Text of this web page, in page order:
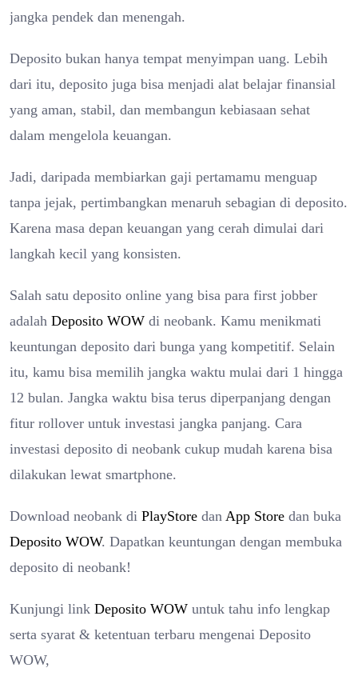
jangka pendek dan menengah.
Deposito bukan hanya tempat menyimpan uang. Lebih
dari itu, deposito juga bisa menjadi alat belajar finansial
yang aman, stabil, dan membangun kebiasaan sehat
dalam mengelola keuangan.
Jadi, daripada membiarkan gaji pertamamu menguap
tanpa jejak, pertimbangkan menaruh sebagian di deposito.
Karena masa depan keuangan yang cerah dimulai dari
langkah kecil yang konsisten.
Salah satu deposito online yang bisa para first jobber
adalah Deposito WOW di neobank. Kamu menikmati
keuntungan deposito dari bunga yang kompetitif. Selain
itu, kamu bisa memilih jangka waktu mulai dari 1 hingga
12 bulan. Jangka waktu bisa terus diperpanjang dengan
fitur rollover untuk investasi jangka panjang. Cara
investasi deposito di neobank cukup mudah karena bisa
dilakukan lewat smartphone.
Download neobank di PlayStore dan App Store dan buka
Deposito WOW. Dapatkan keuntungan dengan membuka
deposito di neobank!
Kunjungi link Deposito WOW untuk tahu info lengkap
serta syarat & ketentuan terbaru mengenai Deposito
WOW,